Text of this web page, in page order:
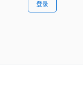
登录